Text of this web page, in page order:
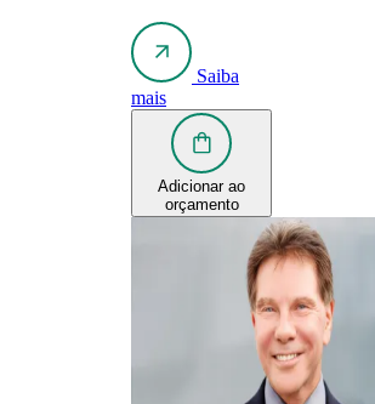
Saiba
mais
Adicionar ao
orçamento